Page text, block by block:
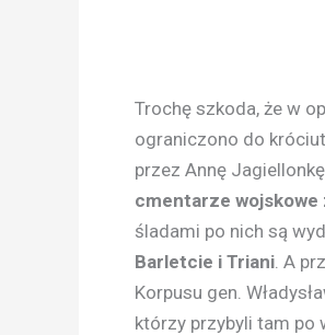
Trochę szkoda, że w
ograniczono do
przez Annę
cmentarze wojskowe
śladami po nich są
Barletcie i Triani . A
Korpusu gen.
którzy przybyli tam po